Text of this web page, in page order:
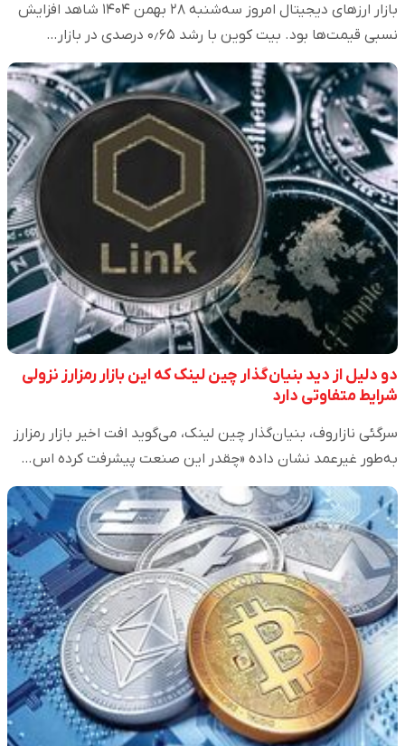
بازار ارزهای دیجیتال امروز سه‌شنبه ۲۸ بهمن ۱۴۰۴ شاهد افزایش
نسبی قیمت‌ها بود. بیت کوین با رشد ۰٫۶۵ درصدی در بازار…
دو دلیل از دید بنیان‌گذار چین لینک که این بازار رمزارز نزولی
شرایط متفاوتی دارد
سرگئی نازاروف، بنیان‌گذار چین لینک، می‌گوید افت اخیر بازار رمزارز
به‌طور غیرعمد نشان داده «چقدر این صنعت پیشرفت کرده اس…